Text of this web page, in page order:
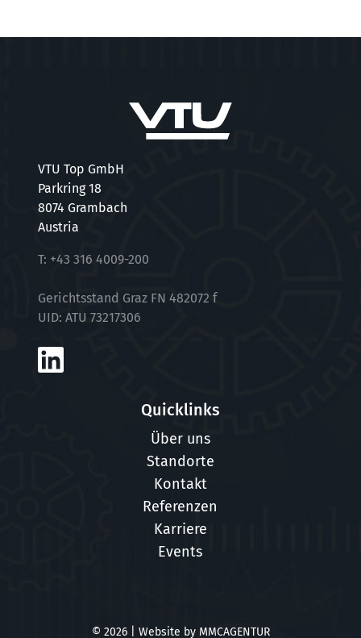
VTU Top GmbH
Parkring 18
8074 Grambach
Austria
T: +43 316 4009-200
Gerichtsstand Graz FN 482072 f
UID: ATU 73217306
Quicklinks
Über uns
Standorte
Kontakt
Referenzen
Karriere
Events
© 2026 | Website by MMCAGENTUR